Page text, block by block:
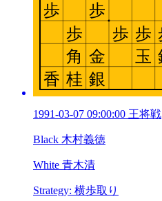
1991-03-07 09:00:00 王将戦
Black 木村義徳
White 青木清
Strategy: 横歩取り